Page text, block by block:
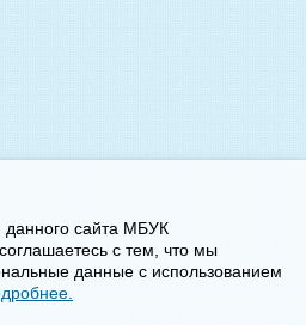
сайта МБУК
с тем, что мы
данные с использованием